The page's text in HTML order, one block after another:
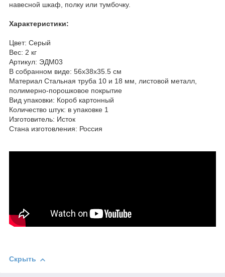
навесной шкаф, полку или тумбочку.
Характеристики:
Цвет: Серый
Вес: 2 кг
Артикул: ЭДМ03
В собранном виде: 56х38х35.5 см
Материал Стальная труба 10 и 18 мм, листовой металл,
полимерно-порошковое покрытие
Вид упаковки: Короб картонный
Количество штук: в упаковке 1
Изготовитель: Исток
Стана изготовления: Россия
Скрыть